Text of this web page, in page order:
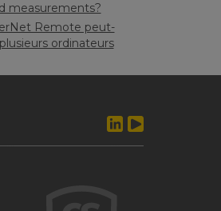
measurements?
Remote peut-
ordinateurs